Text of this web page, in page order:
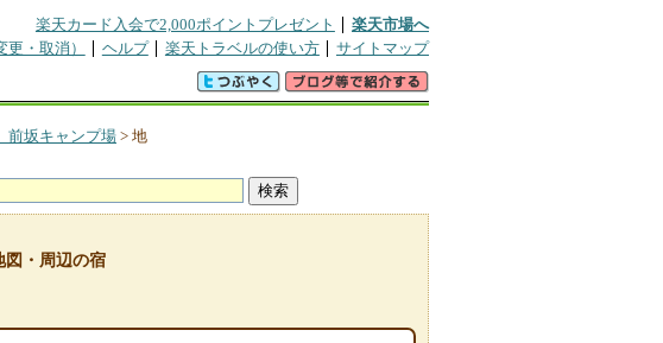
楽天カード入会で2,000ポイントプレゼント
楽天市場へ
・取消） ヘルプ 楽天トラベルの使い方 サイトマップ
坂キャンプ場> 地
図・周辺の宿